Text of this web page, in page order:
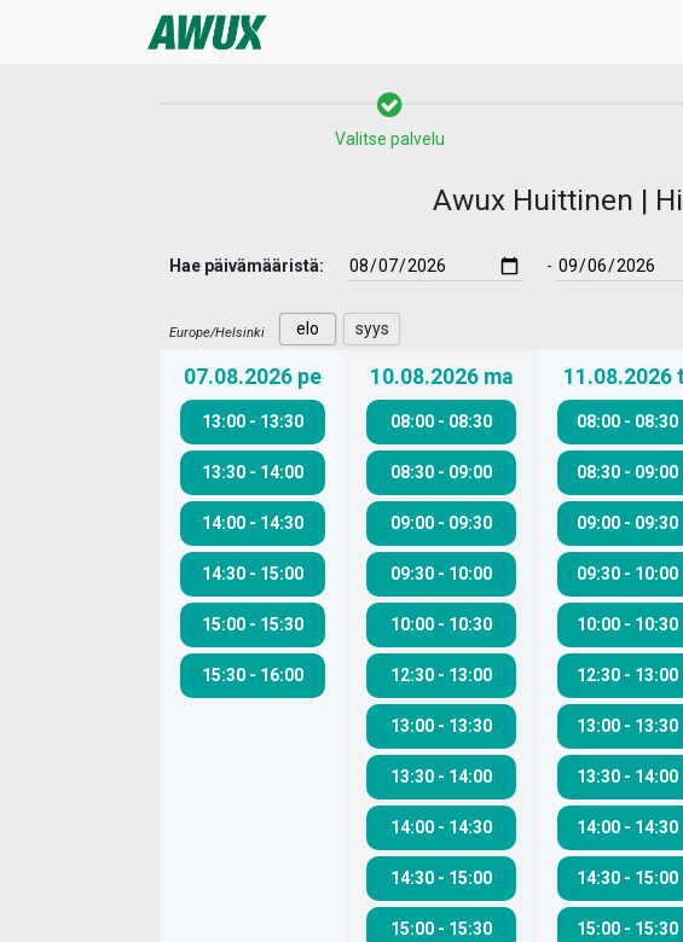
Valitse palvelu
Awux Huittinen |
Hae päivämääristä: -
Europe/Helsinki elo syys
07.08.2026 pe
13:00 - 13:30
13:30 - 14:00
14:00 - 14:30
14:30 - 15:00
15:00 - 15:30
15:30 - 16:00
10.08.2026 ma
08:00 - 08:30
08:30 - 09:00
09:00 - 09:30
09:30 - 10:00
10:00 - 10:30
12:30 - 13:00
13:00 - 13:30
13:30 - 14:00
14:00 - 14:30
14:30 - 15:00
15:00 - 15:30
11.08.2026
08:00 - 08:30
08:30 - 09:00
09:00 - 09:30
09:30 - 10:00
10:00 - 10:30
12:30 - 13:00
13:00 - 13:30
13:30 - 14:00
14:00 - 14:30
14:30 - 15:00
15:00 - 15:30